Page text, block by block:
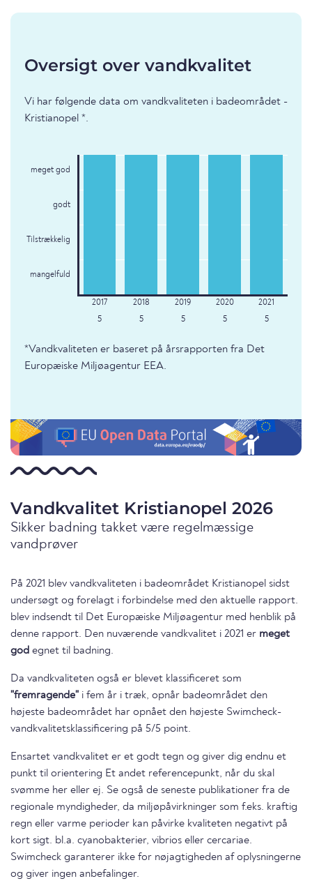
Oversigt over vandkvalitet
Vi har følgende data om vandkvaliteten i badeområdet -
Kristianopel *.
meget god
godt
Tilstrækkelig
mangelfuld
5 5 5 5 5
*Vandkvaliteten er baseret på årsrapporten fra Det
Europæiske Miljøagentur EEA.
Vandkvalitet Kristianopel 2026
Sikker badning takket være regelmæssige
vandprøver
På 2021 blev vandkvaliteten i badeområdet Kristianopel sidst
undersøgt og forelagt i forbindelse med den aktuelle rapport.
blev indsendt til Det Europæiske Miljøagentur med henblik på
denne rapport. Den nuværende vandkvalitet i 2021 er meget
god egnet til badning.
Da vandkvaliteten også er blevet klassificeret som
"fremragende" i fem år i træk, opnår badeområdet den
højeste badeområdet har opnået den højeste Swimcheck-
vandkvalitetsklassificering på 5/5 point.
Ensartet vandkvalitet er et godt tegn og giver dig endnu et
punkt til orientering Et andet referencepunkt, når du skal
svømme her eller ej. Se også de seneste publikationer fra de
regionale myndigheder, da miljøpåvirkninger som f.eks. kraftig
regn eller varme perioder kan påvirke kvaliteten negativt på
kort sigt. bl.a. cyanobakterier, vibrios eller cercariae.
Swimcheck garanterer ikke for nøjagtigheden af oplysningerne
og giver ingen anbefalinger.